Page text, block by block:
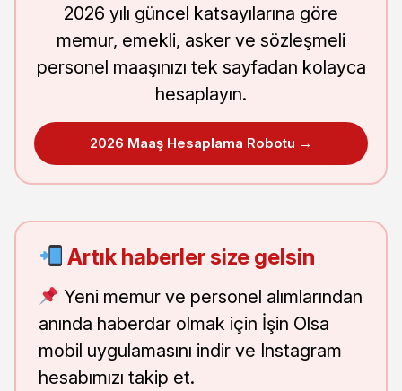
2026 yılı güncel katsayılarına göre
memur, emekli, asker ve sözleşmeli
personel maaşınızı tek sayfadan kolayca
hesaplayın.
2026 Maaş Hesaplama Robotu →
Artık haberler size gelsin
Yeni memur ve personel alımlarından
anında haberdar olmak için İşin Olsa
mobil uygulamasını indir ve Instagram
hesabımızı takip et.